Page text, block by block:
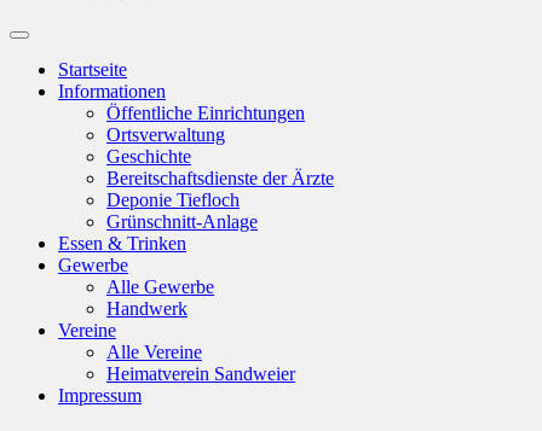
Suchfeld
ein-/ausblenden
Startseite
Informationen
Öffentliche Einrichtungen
Ortsverwaltung
Geschichte
Bereitschaftsdienste der Ärzte
Deponie Tiefloch
Grünschnitt-Anlage
Essen & Trinken
Gewerbe
Alle Gewerbe
Handwerk
Vereine
Alle Vereine
Heimatverein Sandweier
Impressum